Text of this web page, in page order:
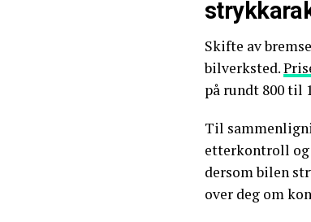
Skifte av
bilverksted.
på rundt 800 til
Til
etterkontroll og
dersom bilen
over deg om